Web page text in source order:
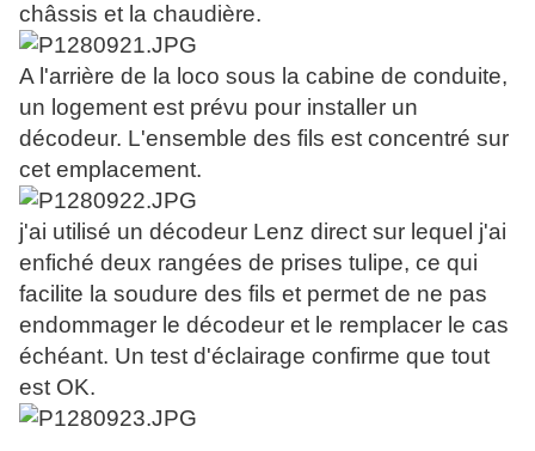
châssis et la chaudière.
A l'arrière de la loco sous la cabine de conduite,
un logement est prévu pour installer un
décodeur. L'ensemble des fils est concentré sur
cet emplacement.
j'ai utilisé un décodeur Lenz direct sur lequel j'ai
enfiché deux rangées de prises tulipe, ce qui
facilite la soudure des fils et permet de ne pas
endommager le décodeur et le remplacer le cas
échéant. Un test d'éclairage confirme que tout
est OK.